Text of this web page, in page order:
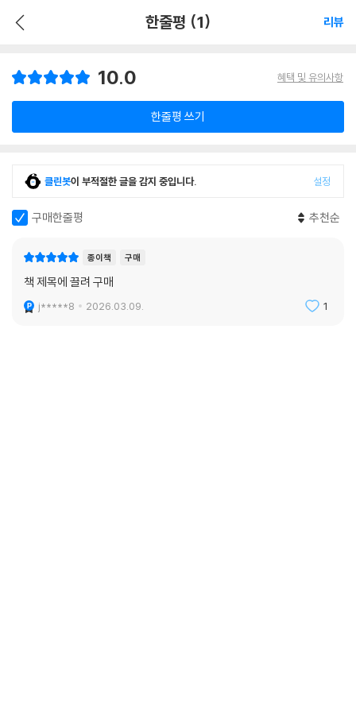
한줄평 (1) 리뷰
10.0 혜택 및 유의사항
한줄평 쓰기
클린봇이 부적절한 글을 감지 중입니다. 설정
구매한줄평 추천순
종이책 구매
책 제목에 끌려 구매
j*****8 2026.03.09. 1